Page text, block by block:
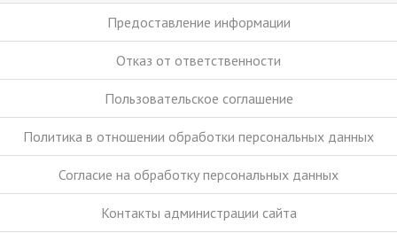
Предоставление информации
Отказ от ответственности
Пользовательское соглашение
Политика в отношении обработки персональных данных
Согласие на обработку персональных данных
Контакты администрации сайта